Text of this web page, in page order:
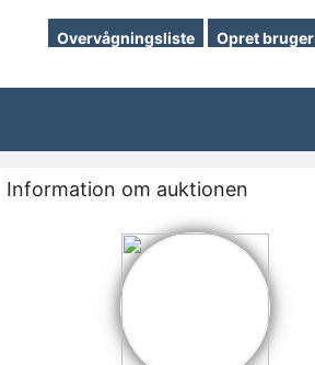
Overvågningsliste Opret bruger
Information om auktionen